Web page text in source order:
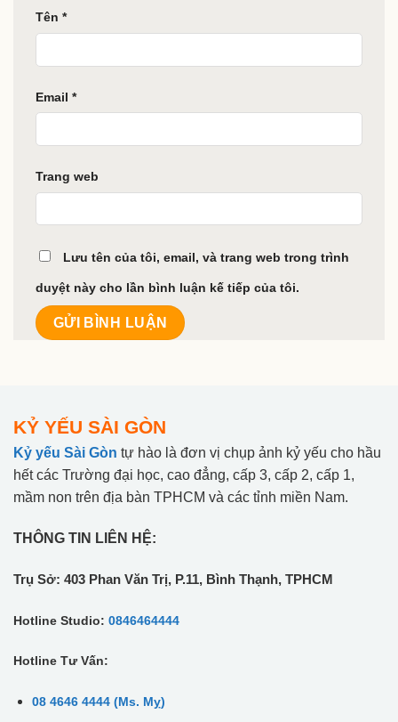
Tên *
Email *
Trang web
Lưu tên của tôi, email, và trang web trong trình
duyệt này cho lần bình luận kế tiếp của tôi.
KỶ YẾU SÀI GÒN
Kỷ yếu Sài Gòn tự hào là đơn vị chụp ảnh kỷ yếu cho hầu
hết các Trường đại học, cao đẳng, cấp 3, cấp 2, cấp 1,
mầm non trên địa bàn TPHCM và các tỉnh miền Nam.
THÔNG TIN LIÊN HỆ:
Trụ Sở: 403 Phan Văn Trị, P.11, Bình Thạnh, TPHCM
Hotline Studio: 0846464444
Hotline Tư Vấn:
08 4646 4444 (Ms. Mỵ)